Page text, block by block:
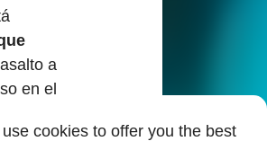
cookies to offer you the best
a
en el